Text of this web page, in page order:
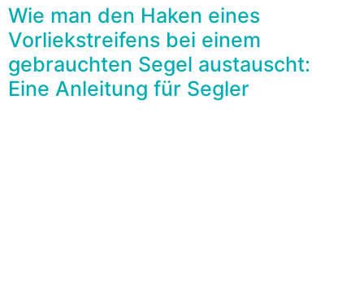
Wie man den Haken eines
Vorliekstreifens bei einem
gebrauchten Segel austauscht:
Eine Anleitung für Segler